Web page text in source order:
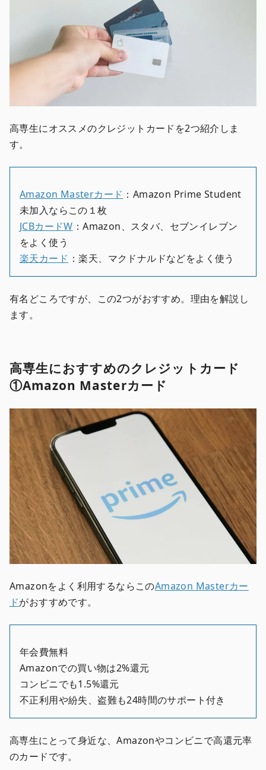
高専生にオススメのクレジットカードを2つ紹介しま
す。
Amazon Masterカード ：Amazon Prime Student
未加入ならこの１枚
JCBカードW ：Amazon、スタバ、セブンイレブン
をよく使う
楽天カード ：楽天、マクドナルドなどをよく使う
有名どころですが、この2つがおすすめ。理由を解説し
ます。
高専生におすすめのクレジットカード
①Amazon Masterカード
Amazonをよく利用するならこのAmazon Masterカー
ドがおすすめです。
年会費無料
Amazonでの買い物は2%還元
コンビニでも1.5%還元
不正利用や紛失、盗難も24時間のサポート付き
高専生にとって身近な、Amazonやコンビニで高還元率
のカードです。